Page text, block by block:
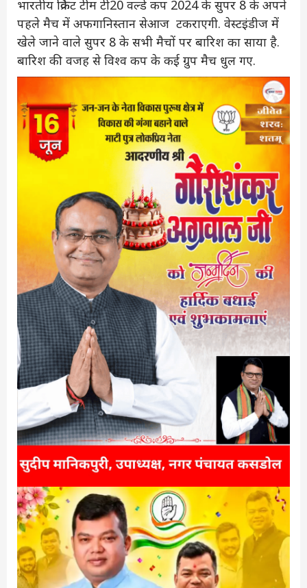
भारतीय क्रिकेट टीम टी20 वर्ल्ड कप 2024 के सुपर 8 के अपने
पहले मैच में अफगानिस्तान सेआज टकराएगी. वेस्टइंडीज में
खेले जाने वाले सुपर 8 के सभी मैचों पर बारिश का साया है.
बारिश की वजह से विश्व कप के कई ग्रुप मैच धुल गए.